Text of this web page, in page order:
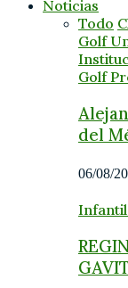
Noticias
Todo
Golf
Golf
del
06/08/
Infantil